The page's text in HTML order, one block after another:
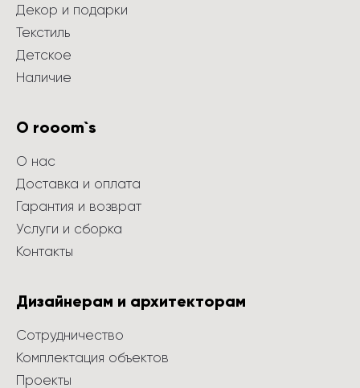
Декор и подарки
Текстиль
Детское
Наличие
О rooom`s
О нас
Доставка и оплата
Гарантия и возврат
Услуги и сборка
Контакты
Дизайнерам и архитекторам
Сотрудничество
Комплектация объектов
Проекты